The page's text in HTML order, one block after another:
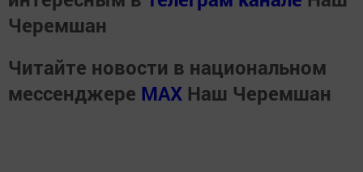
Черемшан
Читайте новости в национальном
мессенджере MАХ Наш Черемшан